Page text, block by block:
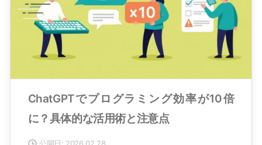
ChatGPTでプログラミング効率が10倍
に？具体的な活用術と注意点